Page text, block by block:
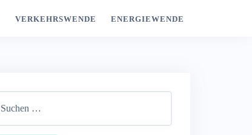
VERKEHRSWENDE ENERGIEWENDE